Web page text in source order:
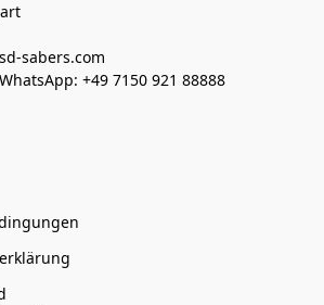
sabers.com
+49 7150 921 88888